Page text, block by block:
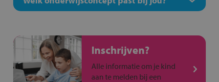
Inschrijven?
Alle informatie om je kind
aan te melden bij een